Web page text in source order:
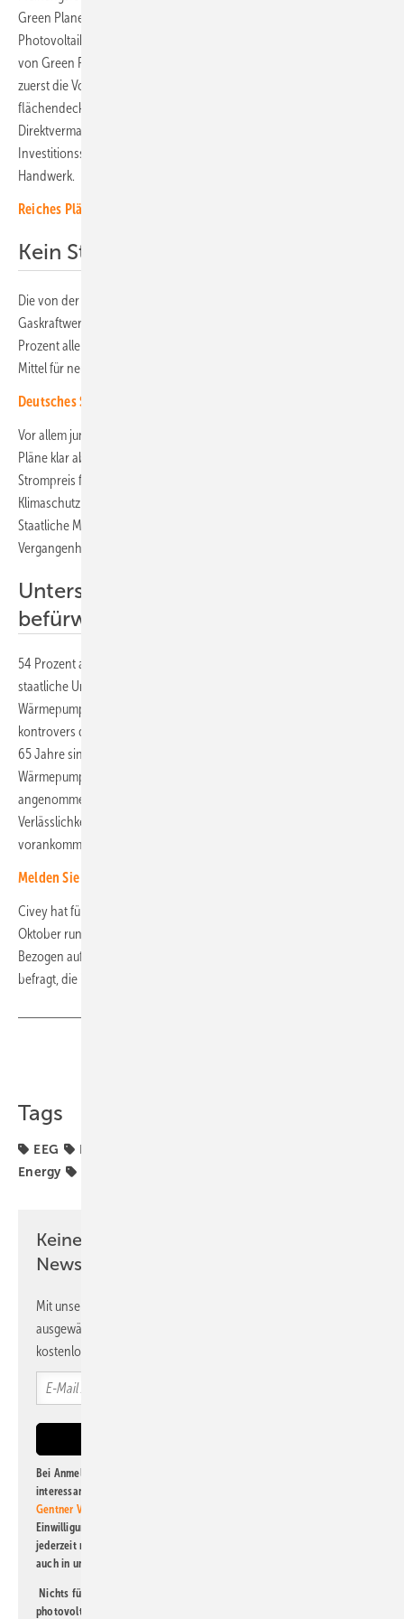
Green Planet Energy. „Ein Ende der Einspeisevergütung würde die
Photovoltaik ausbremsen“, urteilt sagt Sönke Tangermann, Vorstand
von Green Planet Energy. „Wer die Förderung abschaffen will, muss
zuerst die Voraussetzungen für den weiteren Ausbau schaffen:
flächendeckende Smart Meter, faire Marktbedingungen und attraktive
Direktvermarktung.“ Ohne diese Grundlage drohe ein massiver
Investitionsstopp, mit entsprechenden Folgen beispielsweise für das
Handwerk.
Reiches Pläne kosten bis zu 435 Milliarden Euro
Kein Staatsgeld für Gaskraftwerke
Die von der Bundesregierung geplante Förderung neuer
Gaskraftwerke stößt in der Bevölkerung auf deutliche Skepsis. 46
Prozent aller Befragten sprechen sich gegen den Einsatz öffentlicher
Mittel für neue Gaskraftwerke aus, nur 32 Prozent befürworten ihn.
Deutsches Stromnetz so sicher wie nie zuvor
Vor allem junge Menschen zwischen 18 und 29 Jahren lehnen die
Pläne klar ab (56 Prozent). „Neue Gaskraftwerke treiben den
Strompreis für alle nach oben und bremsen Innovationen beim
Klimaschutz wie Speichertechnologien oder grünen Wasserstoff.
Staatliche Mittel müssen Zukunft ermöglichen, nicht fossile
Vergangenheit verlängern“, fordert Tangermann.
Unterstützung für Wärmepumpen
befürwortet
54 Prozent aller Befragten sprechen sich zudem für eine weitere
staatliche Unterstützung klimafreundlicher Wärmetechnologien wie
Wärmepumpen aus. Über die Zukunft der Förderung wird aktuell
kontrovers diskutiert. Besonders Bürgerinnen und Bürger, die älter als
65 Jahre sind, befürworten die Förderung (59 Prozent). „Die
Wärmepumpen-Förderung ist ein Erfolgsmodell, sie wird breit
angenommen und wirkt“, sagt Sönke Tangermann. „Wir brauchen jetzt
Verlässlichkeit, damit Deutschland bei der Wärmewende endlich
vorankommt, gerade auch im Gebäudebestand.“
Melden Sie sich hier für unseren aktuellen Newsletter an!
Civey hat für Green Planet Energy von Ende September bis Mitte
Oktober rund 2.500 Bundesbürger ab 18 Jahren online befragt.
Bezogen auf die PV-Einspeisevergütung wurden 2.000 Personen
befragt, die im eigenen Haus leben. (HS)
Tags
EEG Förderung
Energy
Keine Zeit? Kein Problem mit dem PV
Newsletter!
Mit unserem Newsletter erhalten Sie regelmäßig von uns
ausgewählte Informationen und Neuigkeiten, gebündelt und
kostenlos direkt ins Postfach.
Bei Anmeldung zu diesem Newsletter bin ich damit einverstanden, über
interessante Verlags- und Online-Angebote
Gentner Verlag GmbH & Co. KG
Einwilligung kann ich jederzeit widerrufen und eine Abmeldung ist
jederzeit möglich. Informationen zum Umgang mit Daten finden Sie
auch in unserer
Nichts für Sie dabei? Dann lesen Sie doch einen unserer weiteren
photovoltaik-Newsletter!